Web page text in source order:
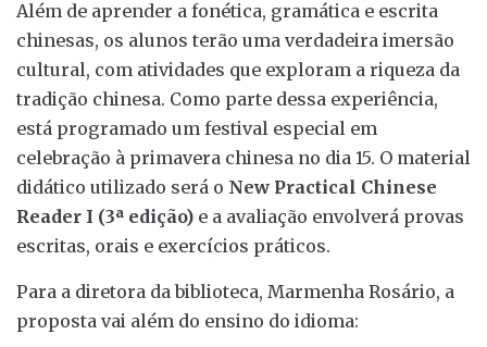
Além de aprender a fonética, gramática e escrita
chinesas, os alunos terão uma verdadeira imersão
cultural, com atividades que exploram a riqueza da
tradição chinesa. Como parte dessa experiência,
está programado um festival especial em
celebração à primavera chinesa no dia 15. O material
didático utilizado será o New Practical Chinese
Reader I (3ª edição) e a avaliação envolverá provas
escritas, orais e exercícios práticos.
Para a diretora da biblioteca, Marmenha Rosário, a
proposta vai além do ensino do idioma: